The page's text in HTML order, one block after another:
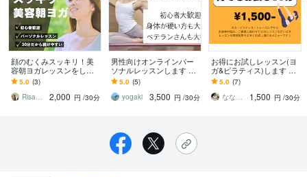
顔のむくみスッキリ！美
容朝ヨガレッスンをしま
す ヨガ•ピラティス講師歴
6年、現役整体師による30
分レッスン
5.0 (3)
RisaPiraYoga
2,000 円 /30分
男性向けオンラインパー
ソナルレッスンします メ
ンズヨガ初心者大歓迎！
一緒に身体をほぐしませ
んか？
5.0 (5)
yogaki
3,500 円 /30分
お得にお試しレッスン(ヨ
ガ&ピラティス)します か
らだの専門家(理学療法士)
のレッスンがお得に試せ
る♪
5.0 (7)
ななみ｜理学療法士×ヨガ×ピラティス
1,500 円 /30分